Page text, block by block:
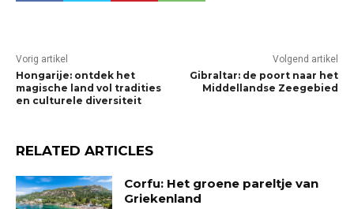
Vorig artikel
Hongarije: ontdek het
magische land vol tradities
en culturele diversiteit
Volgend artikel
Gibraltar: de poort naar het
Middellandse Zeegebied
RELATED ARTICLES
Corfu: Het groene pareltje van
Griekenland